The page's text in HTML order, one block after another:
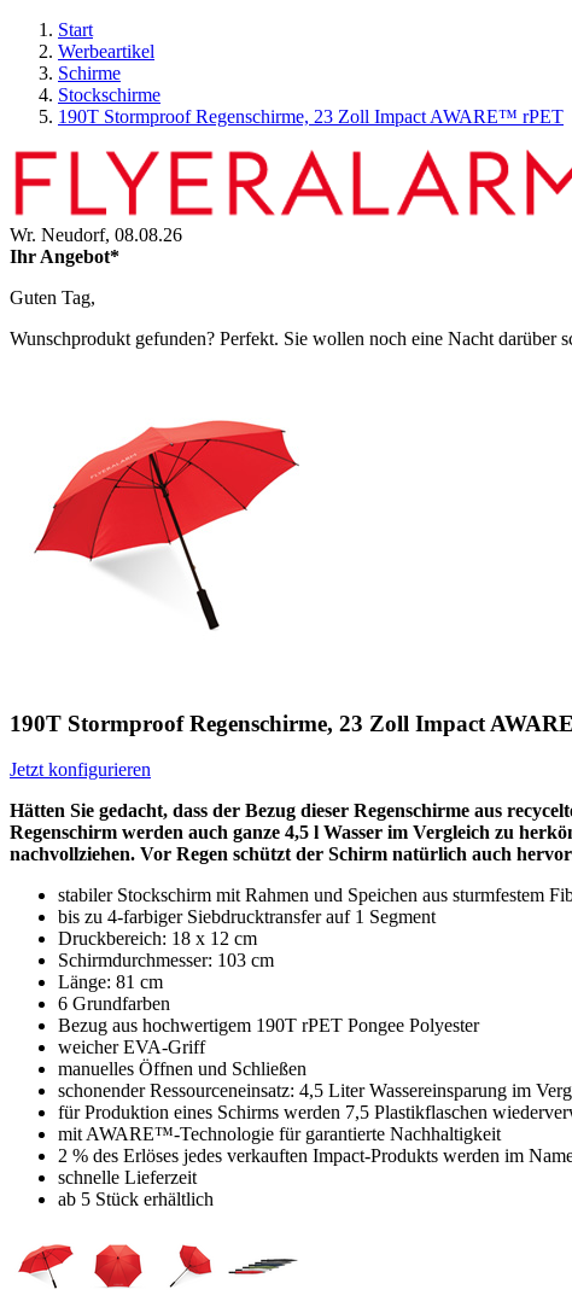
Start
Werbeartikel
Schirme
Stockschirme
190T Stormproof Regenschirme, 23 Zoll Impact AWARE™ rPET
Wr. Neudorf, 08.08.26
Ihr Angebot*
Guten Tag,
Wunschprodukt gefunden? Perfekt. Sie wollen noch eine Nacht
190T Stormproof Regenschirme, 23 Zoll Impact
Jetzt konfigurieren
Hätten Sie gedacht, dass der Bezug dieser Regenschirme aus
Regenschirm werden auch ganze 4,5 l Wasser im Vergleich zu
nachvollziehen. Vor Regen schützt der Schirm natürlich auch
stabiler Stockschirm mit Rahmen und Speichen aus sturmfestem
bis zu 4-farbiger Siebdrucktransfer auf 1 Segment
Druckbereich: 18 x 12 cm
Schirmdurchmesser: 103 cm
Länge: 81 cm
6 Grundfarben
Bezug aus hochwertigem 190T rPET Pongee Polyester
weicher EVA-Griff
manuelles Öffnen und Schließen
schonender Ressourceneinsatz: 4,5 Liter Wassereinsparung im
für Produktion eines Schirms werden 7,5 Plastikflaschen
mit AWARE™-Technologie für garantierte Nachhaltigkeit
2 % des Erlöses jedes verkauften Impact-Produkts werden im
schnelle Lieferzeit
ab 5 Stück erhältlich